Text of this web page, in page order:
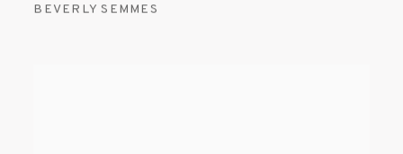
BEVERLY SEMMES